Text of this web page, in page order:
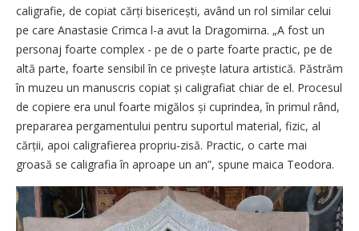
caligrafie, de copiat cărți bisericești, având un rol similar celui
pe care Anastasie Crimca l-a avut la Dragomirna. „A fost un
personaj foar­te complex - pe de o parte foarte practic, pe de
altă parte, foarte sensibil în ce privește latura artistică. Păstrăm
în muzeu un manuscris copiat și caligrafiat chiar de el. Procesul
de copiere era unul foarte migălos și cuprindea, în primul rând,
prepararea pergamentului pentru suportul material, fizic, al
cărții, apoi caligrafierea propriu-zisă. Practic, o carte mai
groasă se caligrafia în aproape un an”, spune maica Teodora.